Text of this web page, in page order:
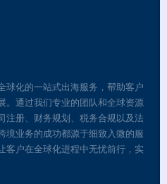
球化的一站式出海服务，帮助客户
。通过我们专业的团队和全球资源
注册、财务规划、税务合规以及法
境业务的成功都源于细致入微的服
客户在全球化进程中无忧前行，实